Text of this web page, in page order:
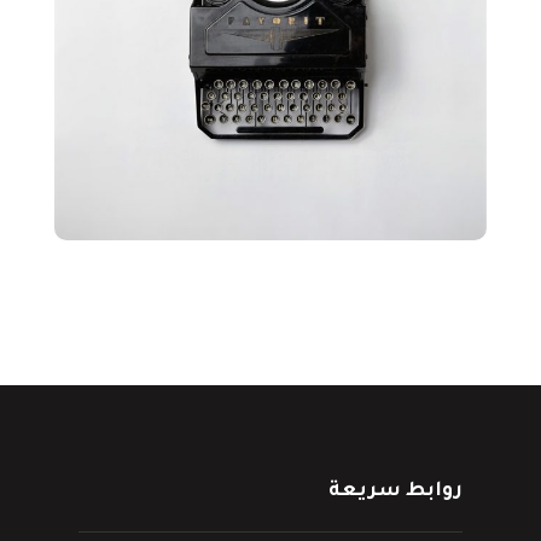
روابط سريعة